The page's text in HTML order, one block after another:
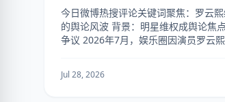
今日微博热搜评论关键词聚焦：罗云
的舆论风波 背景：明星维权成舆论焦
争议 2026年7月，娱乐圈因演员罗云
Jul 28, 2026